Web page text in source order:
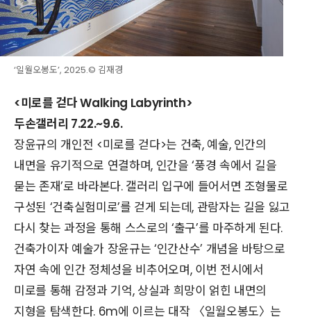
‘일월오봉도’, 2025.© 김재경
<미로를 걷다 Walking Labyrinth>
두손갤러리 7.22.~9.6.
장윤규의 개인전 <미로를 걷다>는 건축, 예술, 인간의
내면을 유기적으로 연결하며, 인간을 ‘풍경 속에서 길을
묻는 존재’로 바라본다. 갤러리 입구에 들어서면 조형물로
구성된 ‘건축실험미로’를 걷게 되는데, 관람자는 길을 잃고
다시 찾는 과정을 통해 스스로의 ‘출구’를 마주하게 된다.
건축가이자 예술가 장윤규는 ‘인간산수’ 개념을 바탕으로
자연 속에 인간 정체성을 비추어오며, 이번 전시에서
미로를 통해 감정과 기억, 상실과 희망이 얽힌 내면의
지형을 탐색한다. 6m에 이르는 대작 〈일월오봉도〉는